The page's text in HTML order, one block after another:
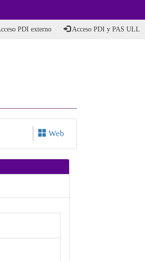
PDI externo Acceso PDI y PAS ULL
Web